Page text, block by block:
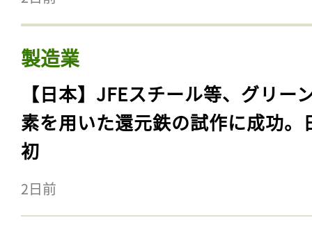
製造業
【日本】JFEスチール等、グリー
素を用いた還元鉄の試作に成功。
初
2日前